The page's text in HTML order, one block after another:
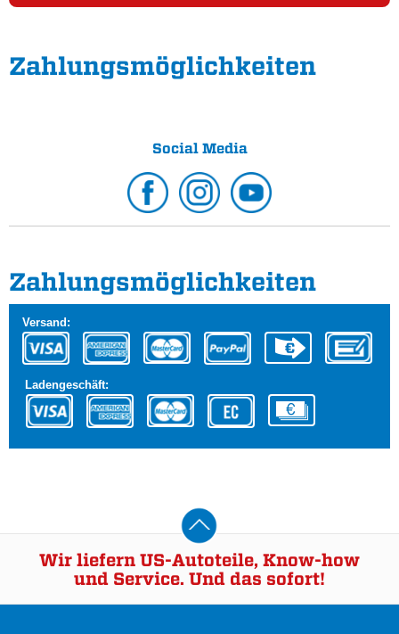
Zahlungs­möglichkeiten
Social Media
Zahlungs­möglichkeiten
Versand:
Ladengeschäft:
Wir liefern US-Autoteile, Know-how
und Service. Und das sofort!